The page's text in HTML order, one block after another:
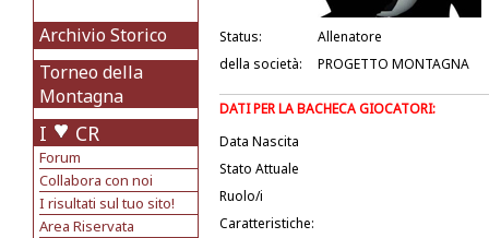
Archivio Storico
Torneo della
Montagna
I CR
Forum
Collabora con noi
I risultati sul tuo sito!
Area Riservata
Status:
Allenatore
della società:
PROGETTO MONTAGNA
DATI PER LA BACHECA GIOCATORI:
Data Nascita
Stato Attuale
Ruolo/i
Caratteristiche: